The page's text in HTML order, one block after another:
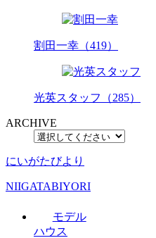
割田一幸（419）
光英スタッフ（285）
ARCHIVE
にいがたびより
NIIGATABIYORI
モデル
ハウス